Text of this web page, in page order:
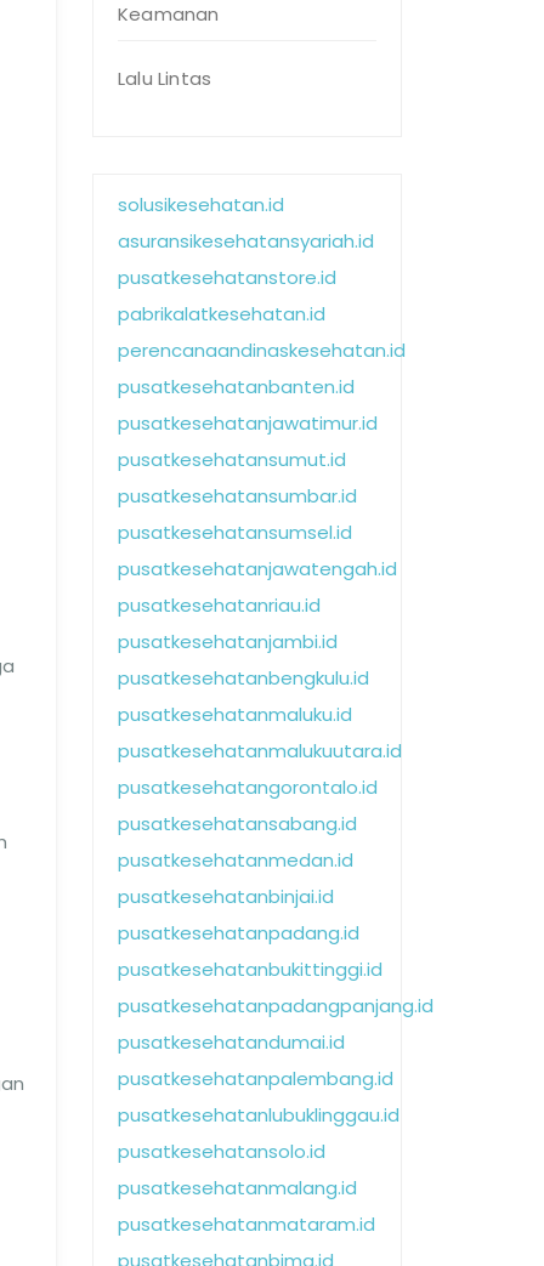
Keamanan
Lalu Lintas
solusikesehatan.id
asuransikesehatansyariah.id
pusatkesehatanstore.id
pabrikalatkesehatan.id
perencanaandinaskesehatan.id
pusatkesehatanbanten.id
pusatkesehatanjawatimur.id
pusatkesehatansumut.id
pusatkesehatansumbar.id
pusatkesehatansumsel.id
pusatkesehatanjawatengah.id
pusatkesehatanriau.id
pusatkesehatanjambi.id
pusatkesehatanbengkulu.id
pusatkesehatanmaluku.id
pusatkesehatanmalukuutara.id
pusatkesehatangorontalo.id
pusatkesehatansabang.id
pusatkesehatanmedan.id
pusatkesehatanbinjai.id
pusatkesehatanpadang.id
pusatkesehatanbukittinggi.id
pusatkesehatanpadangpanjang.id
pusatkesehatandumai.id
pusatkesehatanpalembang.id
pusatkesehatanlubuklinggau.id
pusatkesehatansolo.id
pusatkesehatanmalang.id
pusatkesehatanmataram.id
pusatkesehatanbima.id